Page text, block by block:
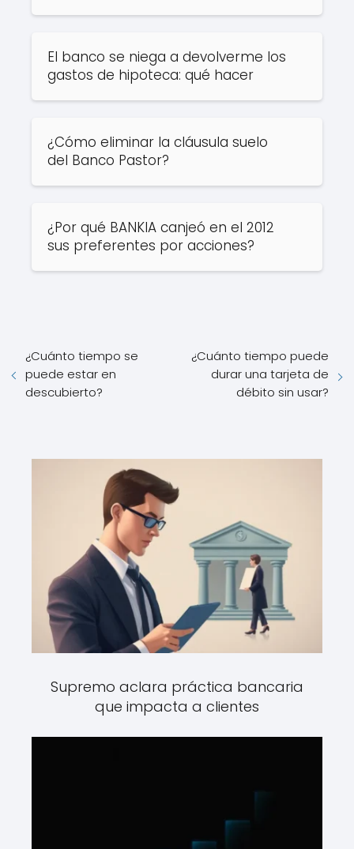
El banco se niega a devolverme los
gastos de hipoteca: qué hacer
¿Cómo eliminar la cláusula suelo
del Banco Pastor?
¿Por qué BANKIA canjeó en el 2012
sus preferentes por acciones?
¿Cuánto tiempo se
puede estar en
descubierto?
¿Cuánto tiempo puede
durar una tarjeta de
débito sin usar?
Supremo aclara práctica bancaria
que impacta a clientes